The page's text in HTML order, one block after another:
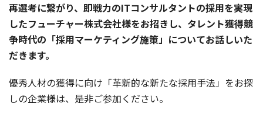
再選考に繋がり、即戦力のITコンサルタントの採用を実現
したフューチャー株式会社様をお招きし、タレント獲得競
争時代の「採用マーケティング施策」についてお話しいた
だきます。
優秀人材の獲得に向け「革新的な新たな採用手法」をお探
しの企業様は、是非ご参加ください。